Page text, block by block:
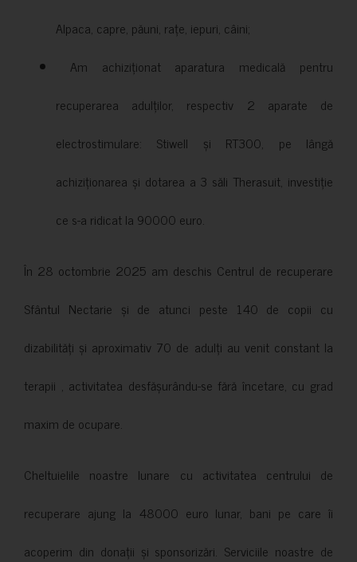
Alpaca, capre, păuni, rațe, iepuri, câini;
Am achiziționat aparatura medicală pentru
recuperarea adulților, respectiv 2 aparate de
electrostimulare: Stiwell și RT300, pe lângă
achiziționarea și dotarea a 3 săli Therasuit, investiție
ce s-a ridicat la 90000 euro.
În 28 octombrie 2025 am deschis Centrul de recuperare
Sfântul Nectarie și de atunci peste 140 de copii cu
dizabilități și aproximativ 70 de adulți au venit constant la
terapii , activitatea desfășurându-se fără încetare, cu grad
maxim de ocupare.
Cheltuielile noastre lunare cu activitatea centrului de
recuperare ajung la 48000 euro lunar, bani pe care îi
acoperim din donații și sponsorizări. Serviciile noastre de